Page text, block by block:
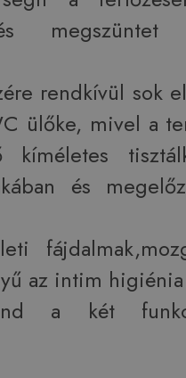
rendkívül sok
ülőke, mivel a
kíméletes
és
az intim
a két